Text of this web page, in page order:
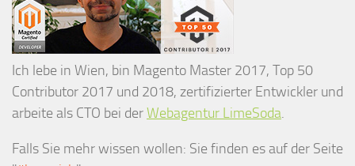
Ich lebe in Wien, bin Magento Master 2017, Top 50
Contributor 2017 und 2018, zertifizierter Entwickler und
arbeite als CTO bei derWebagentur LimeSoda.
Falls Sie mehr wissen wollen: Sie finden es auf der Seite